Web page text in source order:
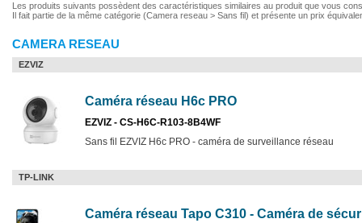
Les produits suivants possèdent des caractéristiques similaires au produit que vous
Il fait partie de la même catégorie (Camera reseau > Sans fil) et présente un prix
CAMERA RESEAU
EZVIZ
Caméra réseau H6c PRO
EZVIZ - CS-H6C-R103-8B4WF
Sans fil EZVIZ H6c PRO - caméra de surveillance réseau
TP-LINK
Caméra réseau Tapo C310 - Caméra de